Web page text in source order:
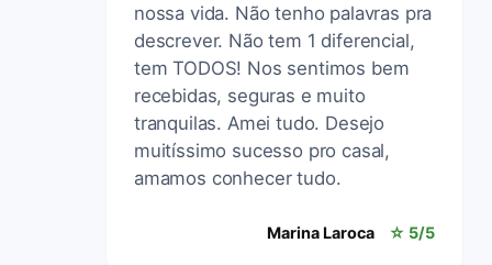
nossa vida. Não tenho palavras pra
descrever. Não tem 1 diferencial,
tem TODOS! Nos sentimos bem
recebidas, seguras e muito
tranquilas. Amei tudo. Desejo
muitíssimo sucesso pro casal,
amamos conhecer tudo.
Marina Laroca ☆ 5/5